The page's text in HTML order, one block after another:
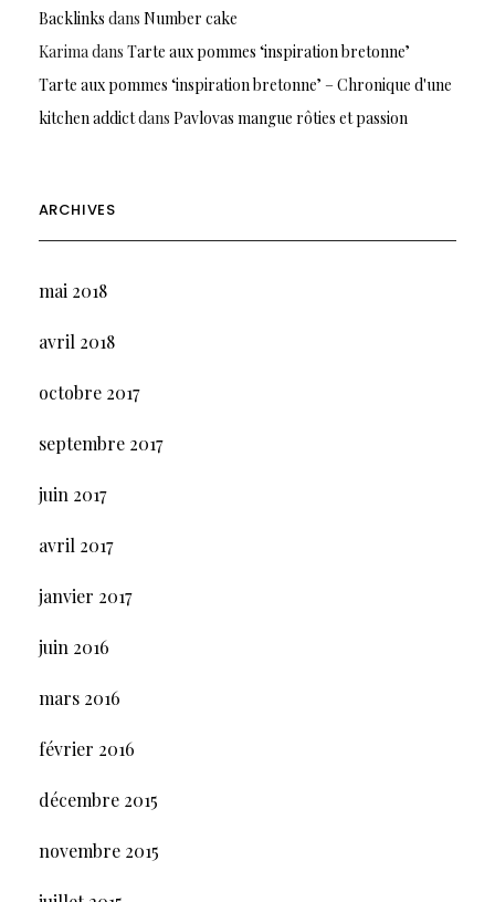
Backlinks dans Number cake
Karima dans Tarte aux pommes ‘inspiration bretonne’
Tarte aux pommes ‘inspiration bretonne’ – Chronique d'une
kitchen addictdans Pavlovas mangue rôties et passion
ARCHIVES
mai 2018
avril 2018
octobre 2017
septembre 2017
juin 2017
avril 2017
janvier 2017
juin 2016
mars 2016
février 2016
décembre 2015
novembre 2015